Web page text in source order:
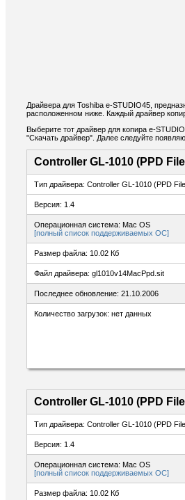
Драйвера для Toshiba e-STUDIO45,
расположенном ниже. Каждый драйвер
Выберите тот драйвер для копира e-
"Скачать драйвер". Далее следуйте
Controller GL-1010 (PPD
Тип драйвера: Controller GL-1010 (PPD
Версия: 1.4
Операционная система: Mac OS
[полный список поддерживаемых ОС]
Размер файла: 10.02 Кб
Файл драйвера: gl1010v14MacPpd.sit
Последнее обновление: 21.10.2006
Количество загрузок: нет данных
Controller GL-1010 (PPD
Тип драйвера: Controller GL-1010 (PPD
Версия: 1.4
Операционная система: Mac OS
[полный список поддерживаемых ОС]
Размер файла: 10.02 Кб